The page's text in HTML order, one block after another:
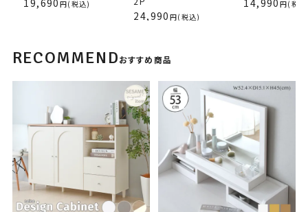
19,690 (税込)
24,990 (税込)
14,990 (税
LUFFY（ラフィ）118cm幅
レンジボード 【完成品】 ＜
LUK80-120L＞
34,990 (税込)
neine(ネイン) 伸縮レンジ
台 NIN85-95L
21,990 (税込)
LUFFY（ラフ
ウンタータイプ
LU80-90L＞
19,990 (税
本棚 扉付き DVDラック ＜
JS70＞
19,690 (税込)
扉付本棚 コミックラック＜
VJ97-60＞
14,990 (税込)
扉付本棚 コミ
VJ97-90＞
22,990
alla(アラ) テレビ台 ローボ
ード 幅150cm AL35-150
L
16,990 (税込)
VREND(ブレンド) テレビ台
ローボード 90cm幅＜VR4
5-90L＞
13,990 (税込)
テレビ台 ロー
0cm ＜HELM/
L＞
22,900 (税
KILIGS(キリグス) センター
テーブル KL38-90CT
15,900 (税込)
アンリ デスクドレッサー AN
K70-80D【完成品タイプ】
27,990 (税込)
アンリ デスクドレッサー AN
70-80D
21,900 (税込)
伸縮デスクド
0-80D
26,990
Kafi(カフィ) 伸長ダイニン
グテーブル 626EXDT
22,990 (税込)
Kafi(カフィ) ダイニングセ
ット 5点セット
34,990 (税込)
LAFIKA(ラフィ
グテーブル 長
20DT-S
12,990 (税
KUFUL(クフル) シープボア
調圧縮2Pソファ 4HYS-01-
2P
24,990 (税込)
KUFUL(クフル) シープボア
調圧縮1Pソファ 4HYS-01-
14,990 (税込)
カウチソファ
37,990
RECOMMENDおすすめ商品